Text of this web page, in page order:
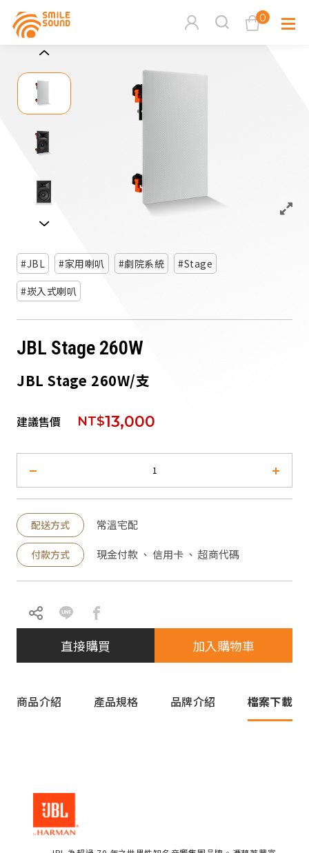
0
查看購物車
商品分類查詢
請選擇商品分類
派對喇
JBL 家用喇叭 劇院系統
Stage
崁入式喇叭
JBL Stage 260W
JBL Stage 260W/支
建議售價 NT$13,000
配送方式 常溫宅配
付款方式 現金付款 、 信用卡 、 超商代碼
直接購買 加入購物車
商品介紹 產品規格 品牌介紹 檔案下載